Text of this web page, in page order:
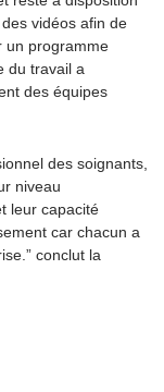
vidéos afin de
un programme
du travail a
des équipes
des soignants,
niveau
leur capacité
car chacun a
conclut la